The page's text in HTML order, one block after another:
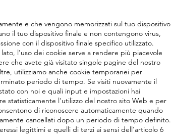
e che vengono memorizzati sul tuo dispositivo
il tuo dispositivo finale e non contengono virus,
con il dispositivo finale specifico utilizzato.
l'uso dei cookie serve a rendere più piacevole
che avete già visitato singole pagine del nostro
utilizziamo anche cookie temporanei per
periodo di tempo. Se visiti nuovamente il
con noi e quali input e impostazioni hai
statisticamente l'utilizzo del nostro sito Web e per
di riconoscere automaticamente quando
cancellati dopo un periodo di tempo definito.
legittimi e quelli di terzi ai sensi dell'articolo 6